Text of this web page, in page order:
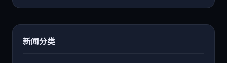
新闻分类